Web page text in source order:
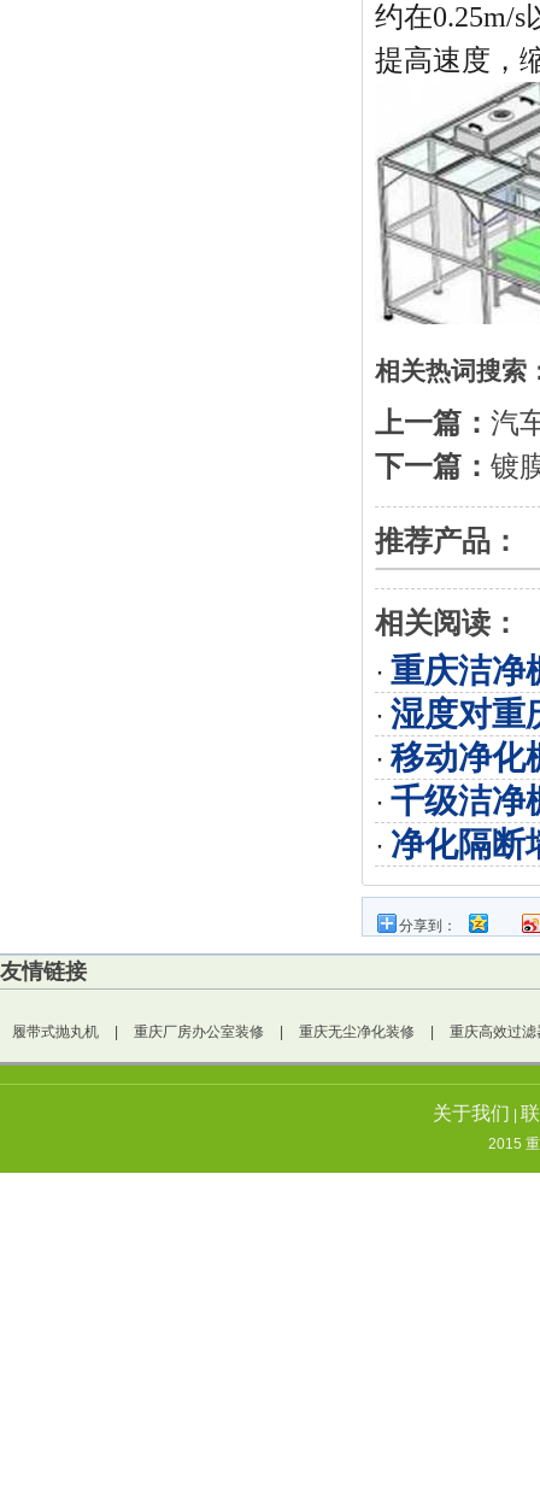
约在0.25m/
提高速度，
相关热词搜索
上一篇： 汽
下一篇： 镀
推荐产品：
相关阅读：
· 重庆洁净
· 湿度对重
· 移动净化
· 千级洁净
· 净化隔断
分享到：
友情链接
履带式抛丸机 重庆厂房办公室装修 重庆无尘净化装修 重庆高效过滤
关于我们
2015